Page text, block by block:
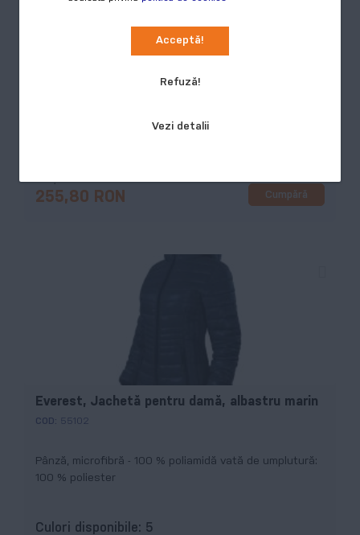
Vezi detalii
Refuză!
Acceptă!
Pânză, microfibră - 100 % poliamidă vată de umplutură:
5
255,80 RON Cumpără
Everest, Jachetă pentru damă, albastru marin
COD: 55102
Pânză, microfibră - 100 % poliamidă vată de umplutură:
100 % poliester
Culori disponibile: 5